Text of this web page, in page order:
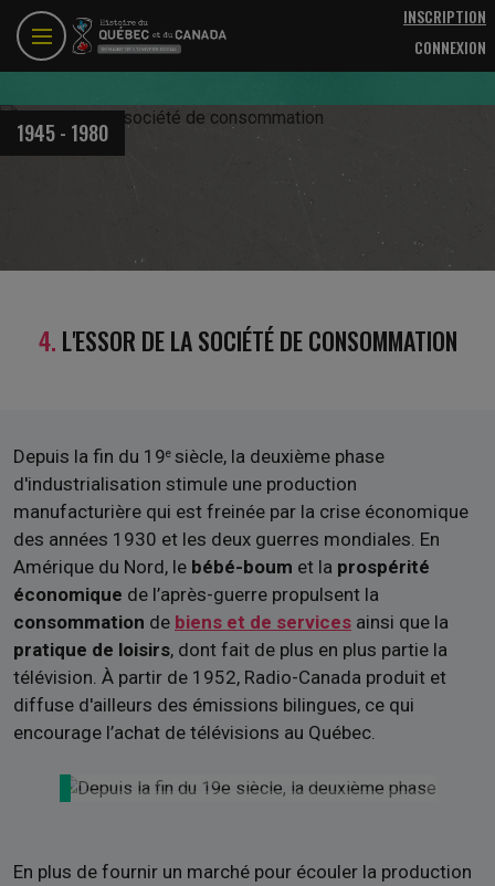
Aller au contenu principal
INSCRIPTION
CONNEXION
1945 - 1980
4. L'ESSOR DE LA SOCIÉTÉ DE CONSOMMATION
Depuis la fin du 19e siècle, la deuxième phase
d'industrialisation stimule une production
manufacturière qui est freinée par la crise économique
des années 1930 et les deux guerres mondiales. En
Amérique du Nord, le bébé-boum et la prospérité
économique de l’après-guerre propulsent la
consommation de biens et de services ainsi que la
pratique de loisirs, dont fait de plus en plus partie la
télévision. À partir de 1952, Radio-Canada produit et
diffuse d'ailleurs des émissions bilingues, ce qui
encourage l’achat de télévisions au Québec.
En plus de fournir un marché pour écouler la production